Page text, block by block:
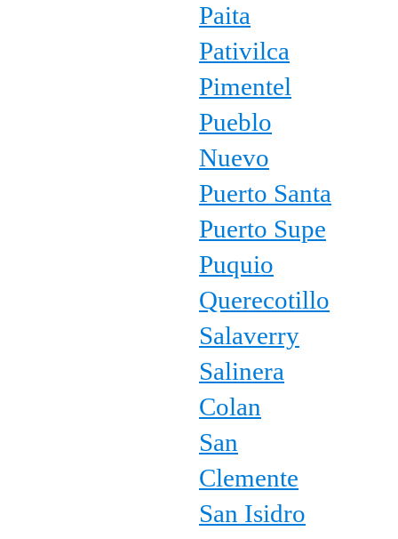
Paita
Pativilca
Pimentel
Pueblo
Nuevo
Puerto Santa
Puerto Supe
Puquio
Querecotillo
Salaverry
Salinera
Colan
San
Clemente
San Isidro